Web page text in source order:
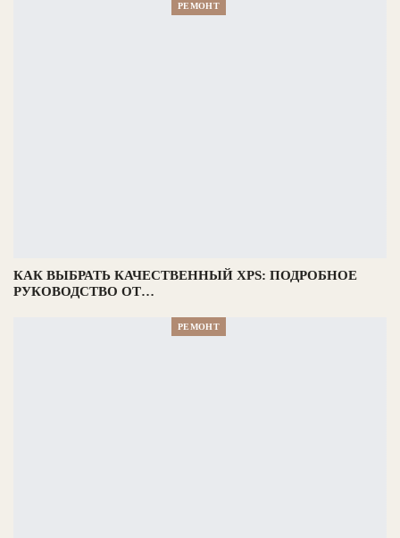
РЕМОНТ
КАК ВЫБРАТЬ КАЧЕСТВЕННЫЙ XPS: ПОДРОБНОЕ
РУКОВОДСТВО ОТ…
РЕМОНТ